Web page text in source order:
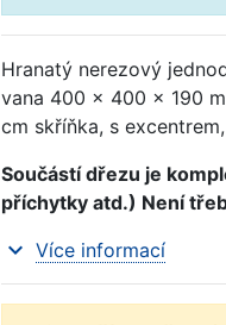
Hranatý nerezový
vana 400 x 400 x 190
cm skříňka, s
Součástí dřezu je
příchytky atd.) Není
expand_more Více informací